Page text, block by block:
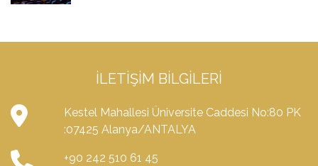
İLETIŞIM BILGILERI
Kestel Mahallesi Üniversite Caddesi No:80 PK
:07425 Alanya/ANTALYA
+90 242 510 61 45